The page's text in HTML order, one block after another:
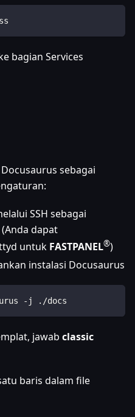
bagian Services
sebagai
SSH sebagai
dapat
untuk FASTPANEL®)
instalasi Docusaurus
-j ./docs
jawab classic
baris dalam file